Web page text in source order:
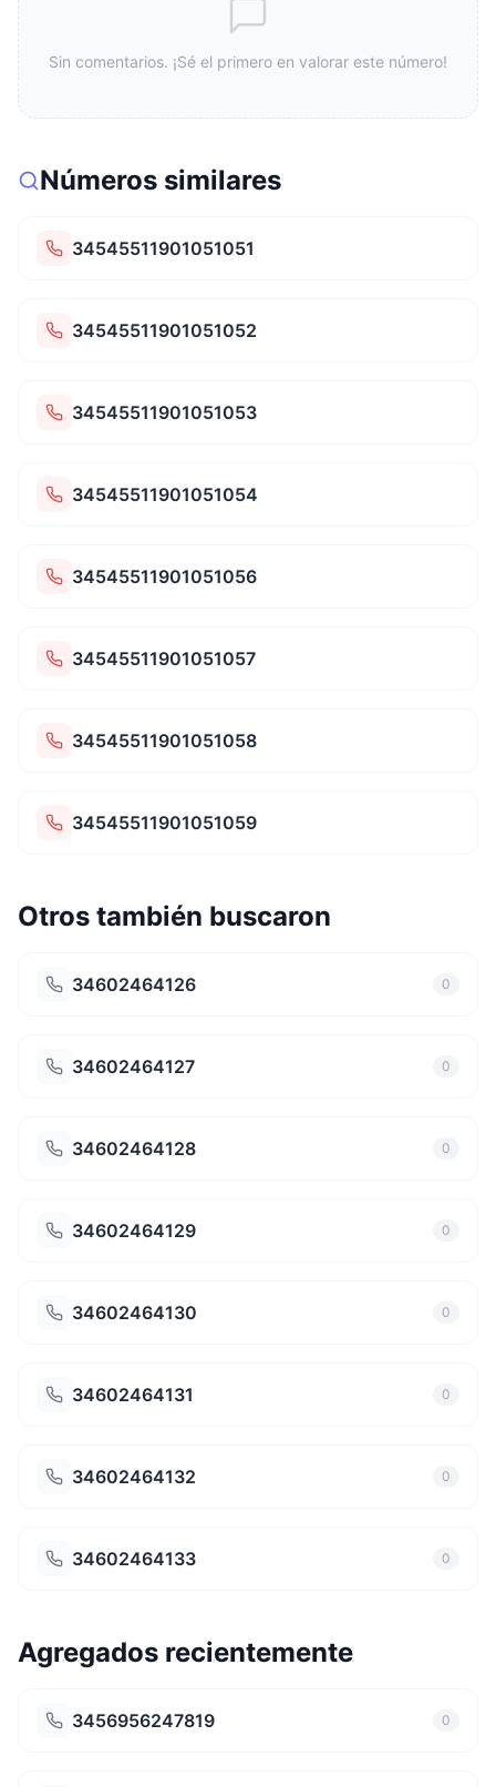
Sin comentarios. ¡Sé el primero en valorar este número!
Números similares
34545511901051051
34545511901051052
34545511901051053
34545511901051054
34545511901051056
34545511901051057
34545511901051058
34545511901051059
Otros también buscaron
34602464126 0
34602464127 0
34602464128 0
34602464129 0
34602464130 0
34602464131 0
34602464132 0
34602464133 0
Agregados recientemente
3456956247819 0